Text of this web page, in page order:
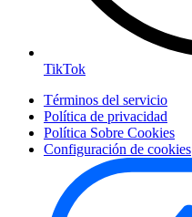
TikTok
Términos del servicio
Política de privacidad
Política Sobre Cookies
Configuración de cookies